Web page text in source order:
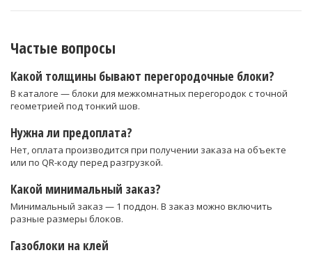
Частые вопросы
Какой толщины бывают перегородочные блоки?
В каталоге — блоки для межкомнатных перегородок с точной
геометрией под тонкий шов.
Нужна ли предоплата?
Нет, оплата производится при получении заказа на объекте
или по QR-коду перед разгрузкой.
Какой минимальный заказ?
Минимальный заказ — 1 поддон. В заказ можно включить
разные размеры блоков.
Газоблоки на клей